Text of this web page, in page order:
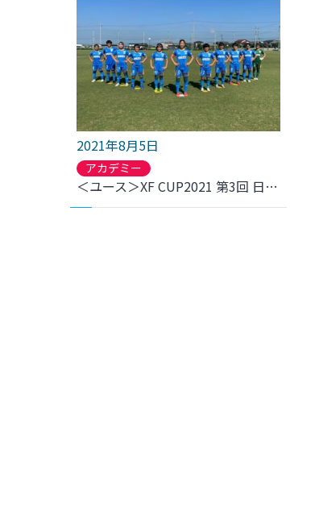
2021年8月5日
アカデミー
＜ユース＞XF CUP2021 第3回 日本クラブユース女子サッカー大会(U-18) 浦和レッズレディースユース戦 結果のお知らせ